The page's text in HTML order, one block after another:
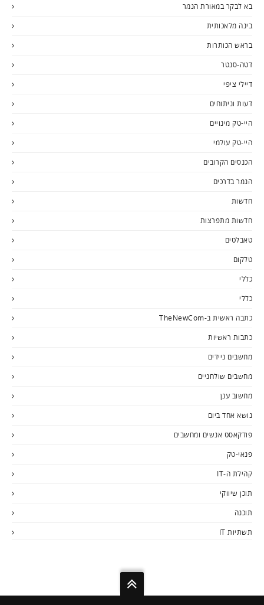
בא לבקר במאורת הנמר
בינה מלאכותית
בראש הכותרות
דטה-סנטר
דיילי ציפי
דעות וניתוחים
היי-טק מינויים
היי-טק עולמי
הכנסים הקרובים
הנמר בדרכים
חדשות
חדשות מתפרצות
טאבלטים
טלקום
כללי
כללי
כתבה ראשית ב-TheNewCom
כתבות ראשיות
מחשבים ניידים
מחשבים שולחניים
מחשוב ענן
נושא אחד ביום
פודקאסט אנשים ומחשבים
פנאי-טק
קהילת ה-IT
תוכן שיווקי
תוכנה
תשתיות IT